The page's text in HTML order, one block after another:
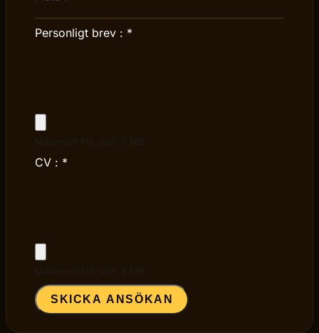
Personligt brev : *
CV : *
SKICKA ANSÖKAN